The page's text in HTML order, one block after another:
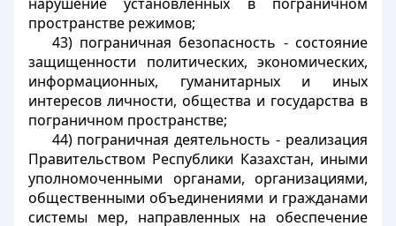
пространстве режимов;
43) пограничная безопасность - состояние
защищенности политических, экономических,
информационных, гуманитарных и иных
интересов личности, общества и государства в
пограничном пространстве;
44) пограничная деятельность - реализация
Правительством Республики Казахстан, иными
уполномоченными органами, организациями,
общественными объединениями и гражданами
системы мер, направленных на обеспечение